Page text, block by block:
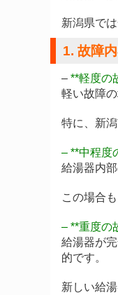
新潟県で
1. 故障
– **軽度の
軽い故障
特に、新
– **中程度
給湯器内
この場合
– **重度の
給湯器が
的です。
新しい給